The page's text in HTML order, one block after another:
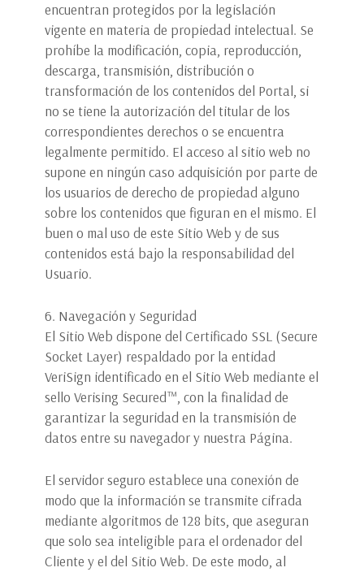
encuentran protegidos por la legislación
vigente en materia de propiedad intelectual. Se
prohíbe la modificación, copia, reproducción,
descarga, transmisión, distribución o
transformación de los contenidos del Portal, si
no se tiene la autorización del titular de los
correspondientes derechos o se encuentra
legalmente permitido. El acceso al sitio web no
supone en ningún caso adquisición por parte de
los usuarios de derecho de propiedad alguno
sobre los contenidos que figuran en el mismo. El
buen o mal uso de este Sitio Web y de sus
contenidos está bajo la responsabilidad del
Usuario.
6. Navegación y Seguridad
El Sitio Web dispone del Certificado SSL (Secure
Socket Layer) respaldado por la entidad
VeriSign identificado en el Sitio Web mediante el
sello Verising Secured™, con la finalidad de
garantizar la seguridad en la transmisión de
datos entre su navegador y nuestra Página.
El servidor seguro establece una conexión de
modo que la información se transmite cifrada
mediante algoritmos de 128 bits, que aseguran
que solo sea inteligible para el ordenador del
Cliente y el del Sitio Web. De este modo, al